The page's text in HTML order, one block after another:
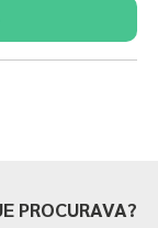
PROCURAVA?